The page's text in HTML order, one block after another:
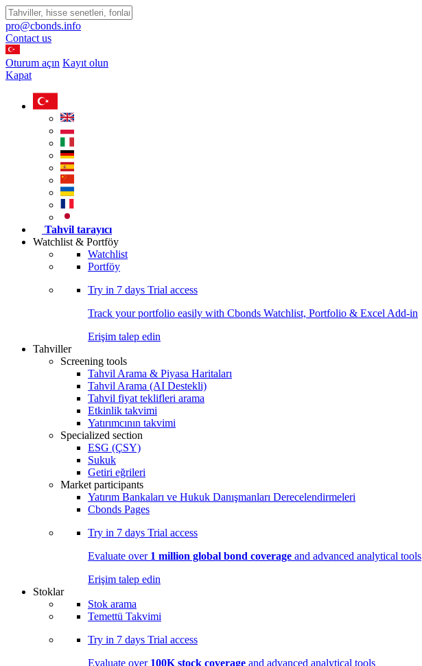
pro@cbonds.info
Contact us
Oturum açın Kayıt olun
Kapat
Tahvil tarayıcı
Watchlist & Portföy
Watchlist
Portföy
Try in 7 days Trial access
Track your portfolio easily with Cbonds Watchlist, Portfolio & Excel Add-in
Erişim talep edin
Tahviller
Screening tools
Tahvil Arama & Piyasa Haritaları
Tahvil Arama (AI Destekli)
Tahvil fiyat teklifleri arama
Etkinlik takvimi
Yatırımcının takvimi
Specialized section
ESG (ÇSY)
Sukuk
Getiri eğrileri
Market participants
Yatırım Bankaları ve Hukuk Danışmanları Derecelendirmeleri
Cbonds Pages
Try in 7 days Trial access
Evaluate over 1 million global bond coverage and advanced analytical tools
Erişim talep edin
Stoklar
Stok arama
Temettü Takvimi
Try in 7 days Trial access
Evaluate over 100K stock coverage and advanced analytical tools